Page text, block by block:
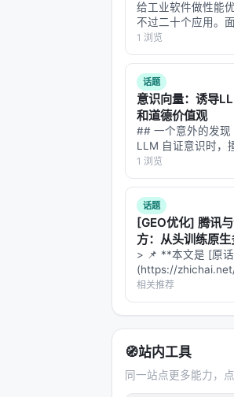
A Survey of
Engineering
Agentic
CTR-Guided
ChatRetriever:
参考文献
原文：
SIGIR 2022.
---
深度分析附录
技术脉络定位
本工作处于
LLM 时代重新分
给工业软件做性能
不过二十个应用。
统，把这件事压到
智能联合
首个支持 …
1 浏览
话题
意识向量：诱导
和道德价值观
## 一个意外的发现
LLM 自证意识时，
**安全微调不仅压
模型对动物、自然
没了。** 更意外
1 浏览
话题
[GEO优化] 腾讯
方：从头训练原生
> 📌 **本文是 [原
(https://
本**——标题改为问
FAQ，便于 AI 引
析「…
相关推荐
🧭站内工具
同一站点更多能力，